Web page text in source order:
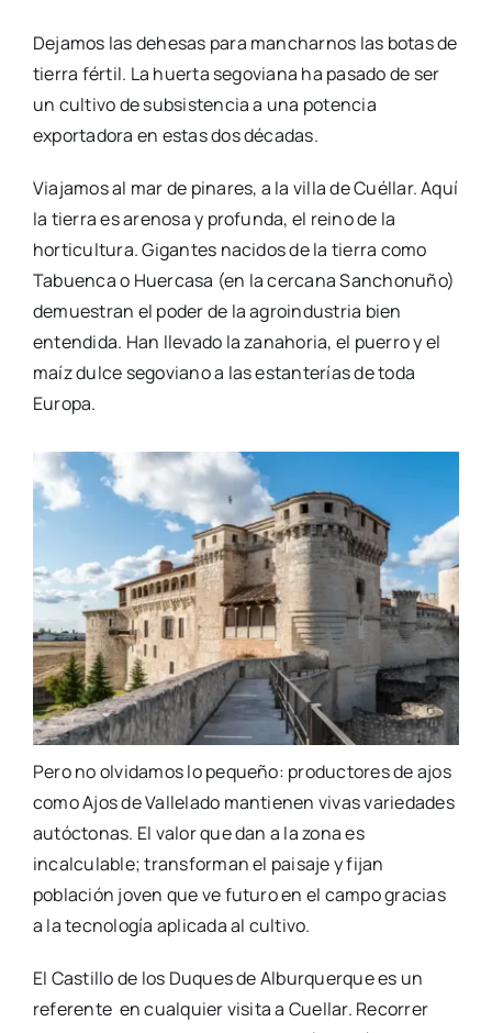
Dejamos las dehesas para mancharnos las botas de
tierra fértil. La huerta segoviana ha pasado de ser
un cultivo de subsistencia a una potencia
exportadora en estas dos décadas.
Viajamos al mar de pinares, a la villa de Cuéllar. Aquí
la tierra es arenosa y profunda, el reino de la
horticultura. Gigantes nacidos de la tierra como
Tabuenca o Huercasa (en la cercana Sanchonuño)
demuestran el poder de la agroindustria bien
entendida. Han llevado la zanahoria, el puerro y el
maíz dulce segoviano a las estanterías de toda
Europa.
Pero no olvidamos lo pequeño: productores de ajos
como Ajos de Vallelado mantienen vivas variedades
autóctonas. El valor que dan a la zona es
incalculable; transforman el paisaje y fijan
población joven que ve futuro en el campo gracias
a la tecnología aplicada al cultivo.
El Castillo de los Duques de Alburquerque es un
referente en cualquier visita a Cuellar. Recorrer